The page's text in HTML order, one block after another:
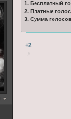
♥
1. Бесплатный
2. Платные
3. Сумма
+2